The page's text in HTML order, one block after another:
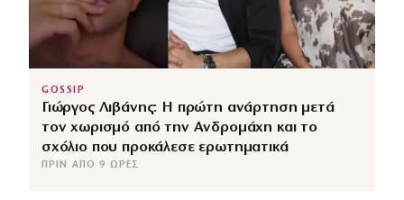
GOSSIP
Γιώργος Λιβάνης: Η πρώτη ανάρτηση μετά
τον χωρισμό από την Ανδρομάχη και το
σχόλιο που προκάλεσε ερωτηματικά
ΠΡΙΝ ΑΠΌ 9 ΏΡΕΣ